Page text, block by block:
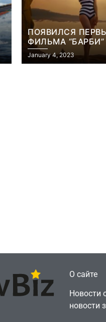
ПОЯВИЛСЯ
ФИЛЬМА
РОББИ
January 4, 2023
О сайте
Новости
новости